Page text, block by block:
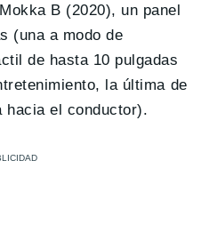
B (2020), un panel
(una a modo de
de hasta 10 pulgadas
la última de
hacia el conductor).